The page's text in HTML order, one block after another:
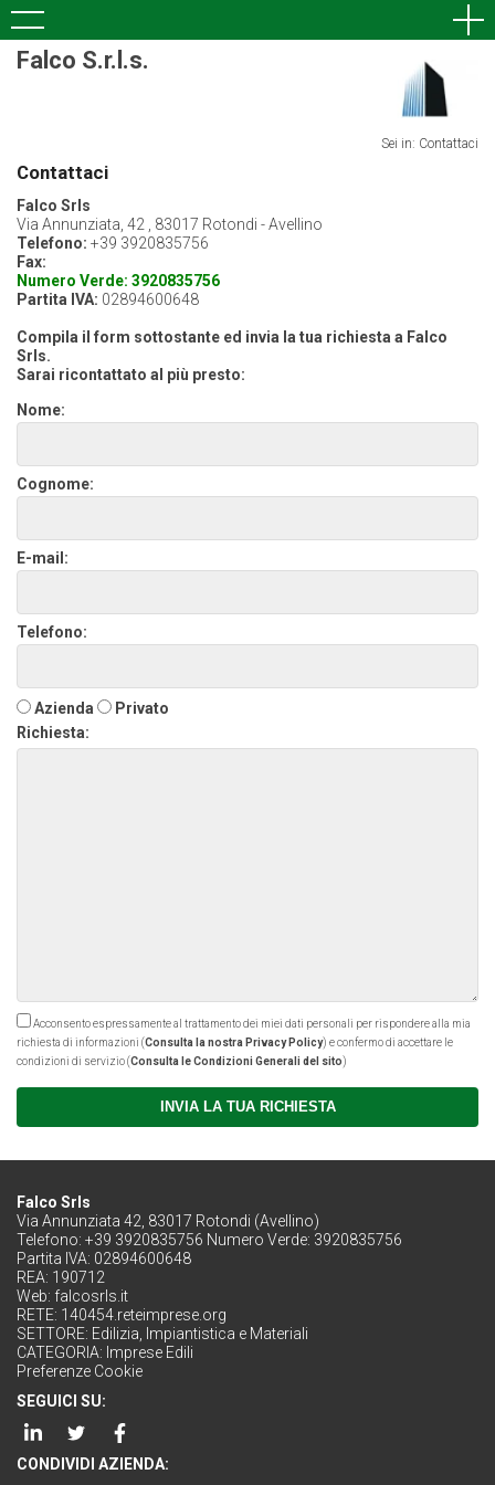
Falco S.r.l.s.
Sei in: Contattaci
Contattaci
Falco Srls
Via Annunziata, 42 , 83017 Rotondi - Avellino
Telefono: +39 3920835756
Fax:
Numero Verde: 3920835756
Partita IVA: 02894600648
Compila il form sottostante ed invia la tua richiesta a Falco
Srls.
Sarai ricontattato al più presto:
Nome:
Cognome:
E-mail:
Telefono:
Azienda
Privato
Richiesta:
Acconsento espressamente al trattamento dei miei dati personali per rispondere alla mia
richiesta di informazioni (Consulta la nostra Privacy Policy) e confermo di accettare le
condizioni di servizio (Consulta le Condizioni Generali del sito)
INVIA LA TUA RICHIESTA
Falco Srls
Via Annunziata 42, 83017 Rotondi (Avellino)
Telefono: +39 3920835756 Numero Verde: 3920835756
Partita IVA: 02894600648
REA: 190712
Web: falcosrls.it
RETE: 140454.reteimprese.org
SETTORE: Edilizia, Impiantistica e Materiali
CATEGORIA: Imprese Edili
Preferenze Cookie
SEGUICI SU:
CONDIVIDI AZIENDA: